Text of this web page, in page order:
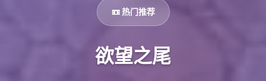
📼 热门推荐
欲望之尾